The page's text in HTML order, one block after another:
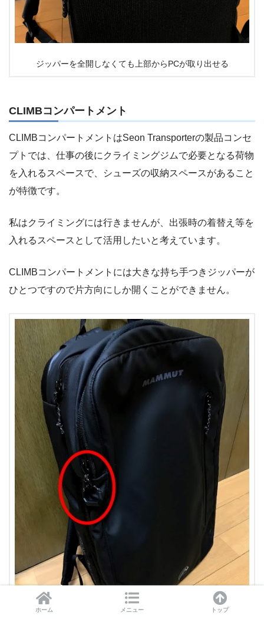
ジッパーを全開しなくても上部からPCが取り出せる
CLIMBコンパートメント
CLIMBコンパートメントはSeon Transporterの製品コンセ
プトでは、仕事の後にクライミングジムで必要となる荷物
を入れるスペースで、シューズの収納スペースがあること
が特徴です。
私はクライミングには行きませんが、出張時の着替え等を
入れるスペースとして活用したいと考えています。
CLIMBコンパートメントには大きな持ち手つきジッパーが
ひとつですので片方向にしか開くことができません。
ホーム メニュー トップ